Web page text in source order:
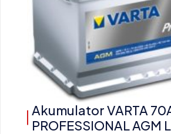
Akumulator VARTA
PROFESSIONAL AGM